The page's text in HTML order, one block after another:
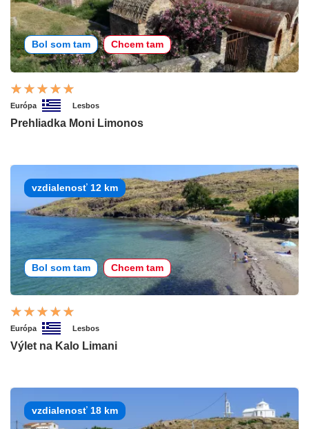
Bol som tam Chcem tam
Európa Lesbos
Prehliadka Moni Limonos
vzdialenosť 12 km
Bol som tam Chcem tam
Európa Lesbos
Výlet na Kalo Limani
vzdialenosť 18 km